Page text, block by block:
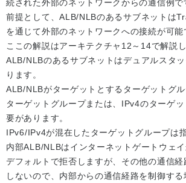
続された外部のネットワークからの通信例で
前提として、ALB/NLBのあるサブネットは
を通じて外部のネットワークへの接続が可能
ここの解説はアーキテクチャ12～14で解説し
ALB/NLBのあるサブネットはデュアルスタ
ります。
ALB/NLBがターゲットとするターゲットグ
ターゲットグループまたは、IPv4のターゲ
要があります。
IPv6/IPv4が混在したターゲットグループは
内部ALB/NLBはインターネットゲートウェ
デフォルトで拒否しますが、その他の通信
しないので、内部からの通信経路を制御す